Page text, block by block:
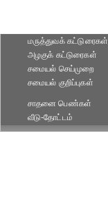
மருத்துவக் கட்டுரைகள்
அழகுக் கட்டுரைகள்
சமையல் செய்முறை
சமையல் குறிப்புகள்
சாதனை பெண்கள்
வீடு-தோட்டம்